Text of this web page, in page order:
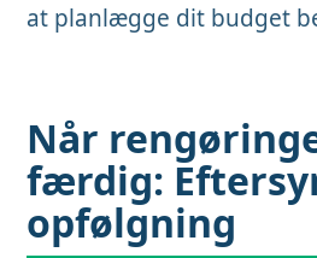
at planlægge dit budget
Når
færdig:
opfølgning